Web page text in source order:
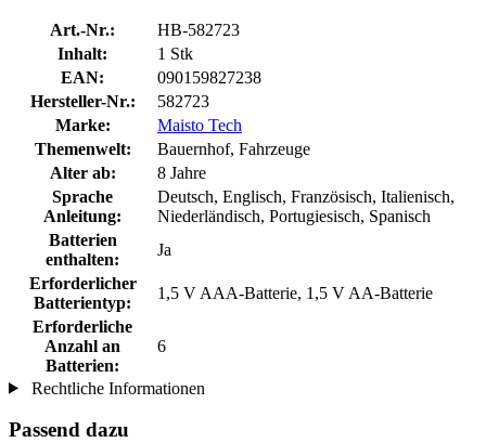
Art.-Nr.:
HB-582723
Inhalt:
1 Stk
EAN:
090159827238
Hersteller-Nr.:
582723
Marke:
Maisto Tech
Themenwelt:
Bauernhof, Fahrzeuge
Alter ab:
8 Jahre
Sprache
Anleitung:
Deutsch, Englisch, Französisch, Italienisch,
Niederländisch, Portugiesisch, Spanisch
Batterien
enthalten:
Ja
Erforderlicher
Batterientyp:
1,5 V AAA-Batterie, 1,5 V AA-Batterie
Erforderliche
Anzahl an
Batterien:
6
Rechtliche Informationen
Passend dazu